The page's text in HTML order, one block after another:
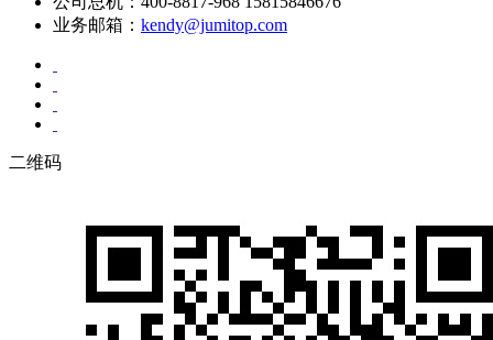
业务邮箱： kendy@jumitop.com
二维码